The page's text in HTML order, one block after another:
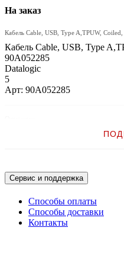
На заказ
Кабель Cable, USB, Type A,TPUW,
Кабель Cable, USB, Type
90A052285
Datalogic
5
Арт: 90A052285
Кабель Cable, USB, Type
Сервис и поддержка
Способы оплаты
Способы доставки
Контакты